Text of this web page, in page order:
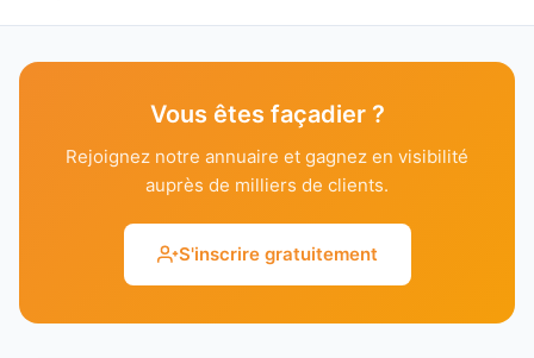
Vous êtes façadier ?
Rejoignez notre annuaire et gagnez en visibilité
auprès de milliers de clients.
S'inscrire gratuitement